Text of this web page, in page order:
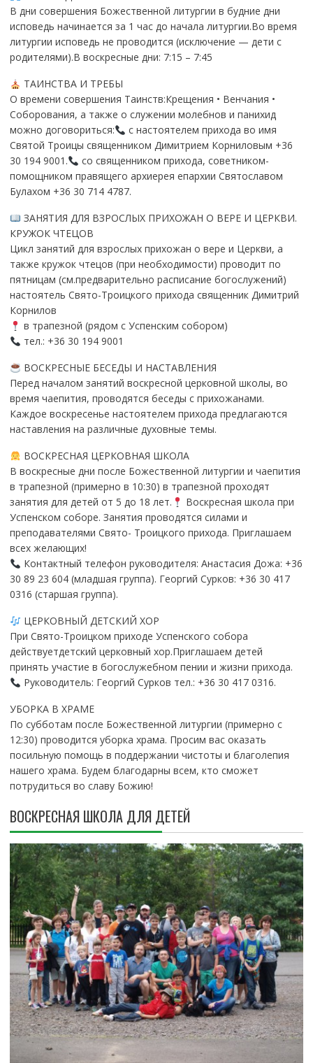
В дни совершения Божественной литургии в будние дни
исповедь начинается за 1 час до начала литургии.Во время
литургии исповедь не проводится (исключение — дети с
родителями).В воскресные дни: 7:15 – 7:45
ТАИНСТВА И ТРЕБЫ
О времени совершения Таинств:Крещения • Венчания •
Соборования, а также о служении молебнов и панихид
можно договориться:
с настоятелем прихода во имя
Святой Троицы священником Димитрием Корниловым +36
30 194 9001.
со священником прихода, советником-
помощником правящего архиерея епархии Святославом
Булахом +36 30 714 4787.
ЗАНЯТИЯ ДЛЯ ВЗРОСЛЫХ ПРИХОЖАН О ВЕРЕ И ЦЕРКВИ.
КРУЖОК ЧТЕЦОВ
Цикл занятий для взрослых прихожан о вере и Церкви, а
также кружок чтецов (при необходимости) проводит по
пятницам (см.предварительно расписание богослужений)
настоятель Свято-Троицкого прихода священник Димитрий
Корнилов
в трапезной (рядом с Успенским собором)
тел.: +36 30 194 9001
ВОСКРЕСНЫЕ БЕСЕДЫ И НАСТАВЛЕНИЯ
Перед началом занятий воскресной церковной школы, во
время чаепития, проводятся беседы с прихожанами.
Каждое воскресенье настоятелем прихода предлагаются
наставления на различные духовные темы.
ВОСКРЕСНАЯ ЦЕРКОВНАЯ ШКОЛА
В воскресные дни после Божественной литургии и чаепития
в трапезной (примерно в 10:30) в трапезной проходят
занятия для детей от 5 до 18 лет.
Воскресная школа при
Успенском соборе. Занятия проводятся силами и
преподавателями Свято- Троицкого прихода. Приглашаем
всех желающих!
Контактный телефон руководителя: Анастасия Дожа: +36
30 89 23 604 (младшая группа). Георгий Сурков: +36 30 417
0316 (старшая группа).
ЦЕРКОВНЫЙ ДЕТСКИЙ ХОР
При Свято-Троицком приходе Успенского собора
действуетдетский церковный хор.Приглашаем детей
принять участие в богослужебном пении и жизни прихода.
Руководитель: Георгий Сурков тел.: +36 30 417 0316.
УБОРКА В ХРАМЕ
По субботам после Божественной литургии (примерно с
12:30) проводится уборка храма. Просим вас оказать
посильную помощь в поддержании чистоты и благолепия
нашего храма. Будем благодарны всем, кто сможет
потрудиться во славу Божию!
ВОСКРЕСНАЯ ШКОЛА ДЛЯ ДЕТЕЙ